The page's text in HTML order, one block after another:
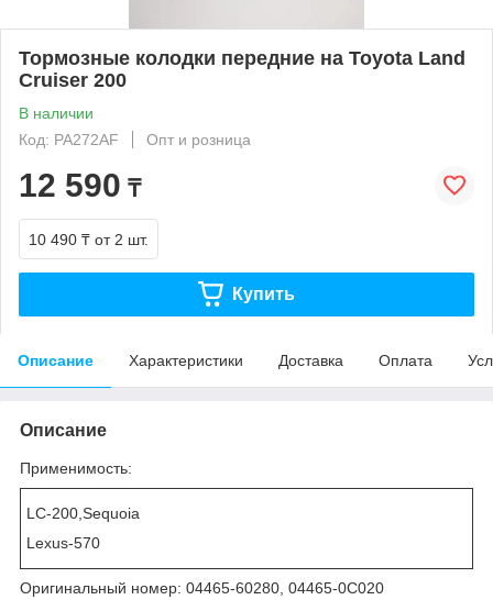
Тормозные колодки передние на Toyota Land
Cruiser 200
В наличии
Код: PA272AF
Опт и розница
12 590 ₸
10 490 ₸ от 2 шт.
Купить
Описание Характеристики Доставка Оплата
Описание
Применимость:
LC-200,Sequoia
Lexus-570
Оригинальный номер: 04465-60280, 04465-0C020